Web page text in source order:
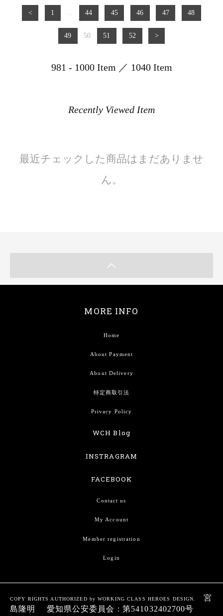
< 1 ... 44 45 46 47 48
49 50 51 52 >
981 - 1000 Item ／ 1040 Item
Recently Viewed Item
最近チェックした商品はまだありませ
ん。
MORE INFO
Home
About Payment
About Delivery
特定商取引法
Privacy Policy
WCH Blog
INSTRAGRAM
FACEBOOK
Contact us
My Account
Member registration
Login
COPY RIGHTS AUTHORIZED by WORKING CLASS HEROES DESIGN. 宮
島隆明 愛知県公安委員会 : 第541032402700号